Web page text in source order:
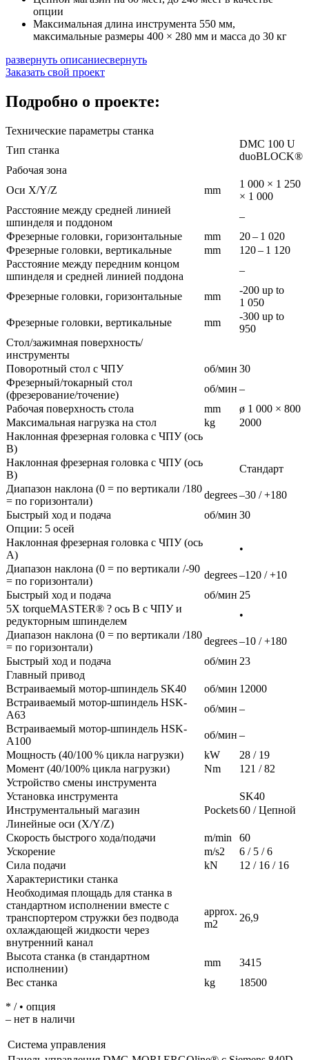
опции
Максимальная длина инструмента 550 мм,
максимальные размеры 400 × 280 мм и масса до 30 кг
развернуть описаниесвернуть
Заказать свой проект
Подробно о проекте:
Технические параметры станка
Тип станка
DMC 100 U
duoBLOCK®
Рабочая зона
Оси X/Y/Z
mm
1 000 × 1 250
× 1 000
Расстояние между средней линией
шпинделя и поддоном
–
Фрезерные головки, горизонтальные
mm
20 – 1 020
Фрезерные головки, вертикальные
mm
120 – 1 120
Расстояние между передним концом
шпинделя и средней линией поддона
–
Фрезерные головки, горизонтальные mm
-200 up to
1 050
Фрезерные головки, вертикальные
mm
-300 up to
950
Стол/зажимная поверхность/
инструменты
Поворотный стол с ЧПУ
об/мин 30
Фрезерный/токарный стол
(фрезерование/точение)
об/мин –
Рабочая поверхность стола
mm
ø 1 000 × 800
Максимальная нагрузка на стол
kg
2000
Наклонная фрезерная головка с ЧПУ (ось
B)
Наклонная фрезерная головка с ЧПУ (ось
B)
Стандарт
Диапазон наклона (0 = по вертикали /180
= по горизонтали)
degrees–30 / +180
Быстрый ход и подача
об/мин 30
Опции: 5 осей
Наклонная фрезерная головка с ЧПУ (ось
A)
•
Диапазон наклона (0 = по вертикали /-90
= по горизонтали)
degrees–120 / +10
Быстрый ход и подача
об/мин 25
5X torqueMASTER® ? ось B с ЧПУ и
редукторным шпинделем
•
Диапазон наклона (0 = по вертикали /180
= по горизонтали)
degrees–10 / +180
Быстрый ход и подача
об/мин 23
Главный привод
Встраиваемый мотор-шпиндель SK40
об/мин 12000
Встраиваемый мотор-шпиндель HSK-
A63
об/мин –
Встраиваемый мотор-шпиндель HSK-
A100
об/мин –
Мощность (40/100 % цикла нагрузки)
kW
28 / 19
Момент (40/100% цикла нагрузки)
Nm
121 / 82
Устройство смены инструмента
Установка инструмента
SK40
Инструментальный магазин
Pockets60 / Цепной
Линейные оси (X/Y/Z)
Скорость быстрого хода/подачи
m/min
60
Ускорение
m/s2
6 / 5 / 6
Сила подачи
kN
12 / 16 / 16
Характеристики станка
Необходимая площадь для станка в
стандартном исполнении вместе с
транспортером стружки без подвода
охлаждающей жидкости через
внутренний канал
approx.
m2
26,9
Высота станка (в стандартном
исполнении)
mm
3415
Вес станка
kg 18500
* / • опция
– нет в наличи
Система управления